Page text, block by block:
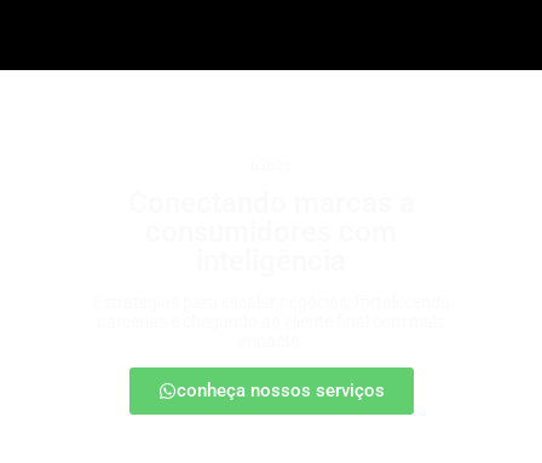
conheça nossos serviços